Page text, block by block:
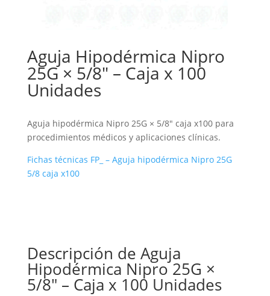
Aguja Hipodérmica Nipro
25G × 5/8″ – Caja x 100
Unidades
Aguja hipodérmica Nipro 25G × 5/8″ caja x100 para
procedimientos médicos y aplicaciones clínicas.
Fichas técnicas FP_ – Aguja hipodérmica Nipro 25G
5/8 caja x100
Descripción de Aguja
Hipodérmica Nipro 25G ×
5/8″ – Caja x 100 Unidades